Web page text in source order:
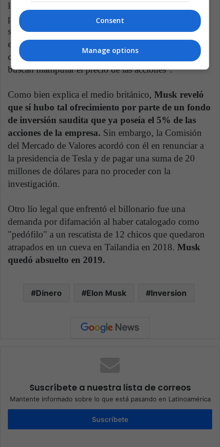
legalidad del tuit de Musk es una ley de 1934, que
prohíbe a las empresas que cotizan en bolsa anunciar
sus planes para comprar o vender valores si los
ejecutivos no tienen la intención de hacerlo, si no
cuentan con los medios para ello o si, simplemente,
buscan manipular el precio de las acciones".
Como bien explica el medio británico, Musk reveló
que sí hubo tal ofrecimiento por parte de un fondo
de inversión saudita que ya poseía el 5% de las
acciones de la empresa. Sin embargo, la Comisión
del Mercado de Valores acordó con él en renunciar a
la presidencia de Tesla y de pagar una suma de 20
millones de dólares para no proceder con la
investigación.
Otro lío legal que enfrentó el billonario fue una
demanda por difamación al haber catalogado como
"pedófilo" a un rescatista de 12 chicos que quedaron
atrapados en un cueva en Tailandia en 2018. Musk
quedó absuelto en 2019.
Dinero Elon Musk Inversion
Suscríbete a nuestra lista de correos
Mantente informado sobre lo que está pasando en Latinoamérica
Suscríbete
Consent
Manage options